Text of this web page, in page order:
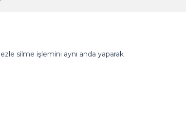
silme işlemini aynı anda yaparak